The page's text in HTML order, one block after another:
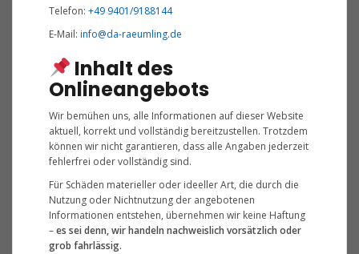
Telefon: +49 9401/9188144
E-Mail: info@da-raeumling.de
Inhalt des
Onlineangebots
Wir bemühen uns, alle Informationen auf dieser Website
aktuell, korrekt und vollständig bereitzustellen. Trotzdem
können wir nicht garantieren, dass alle Angaben jederzeit
fehlerfrei oder vollständig sind.
Für Schäden materieller oder ideeller Art, die durch die
Nutzung oder Nichtnutzung der angebotenen
Informationen entstehen, übernehmen wir keine Haftung
–es sei denn, wir handeln nachweislich vorsätzlich oder
grob fahrlässig.